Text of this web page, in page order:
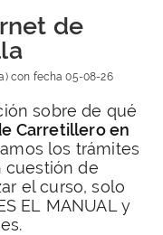
de
con fecha05-08-26
sobre de qué
Carretillero en
los trámites
cuestión de
el curso, solo
EL MANUAL y